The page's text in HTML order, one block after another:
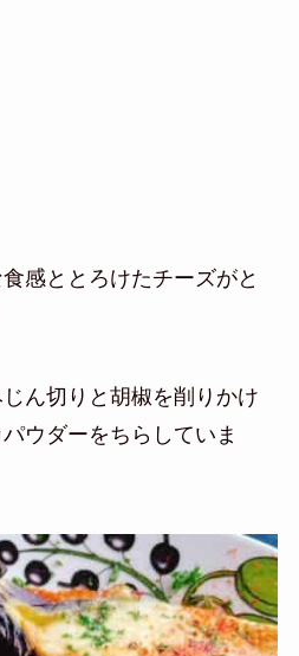
感ととろけたチーズがと
ん切りと胡椒を削りかけ
ウダーをちらしていま